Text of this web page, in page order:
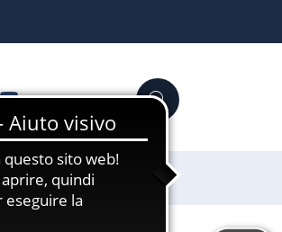
YouTube Cerca